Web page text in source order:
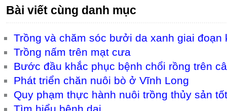
Bài viết cùng danh mục
Trồng và chăm sóc bưởi da xanh giai đoạn
Trồng nấm trên mạt cưa
Bước đầu khắc phục bệnh chổi rồng trên
Phát triển chăn nuôi bò ở Vĩnh Long
Quy phạm thực hành nuôi trồng thủy sản